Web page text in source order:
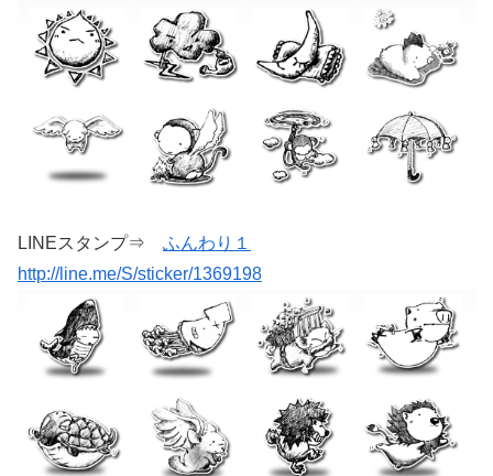
LINEスタンプ⇒ ふんわり１
http://line.me/S/sticker/1369198